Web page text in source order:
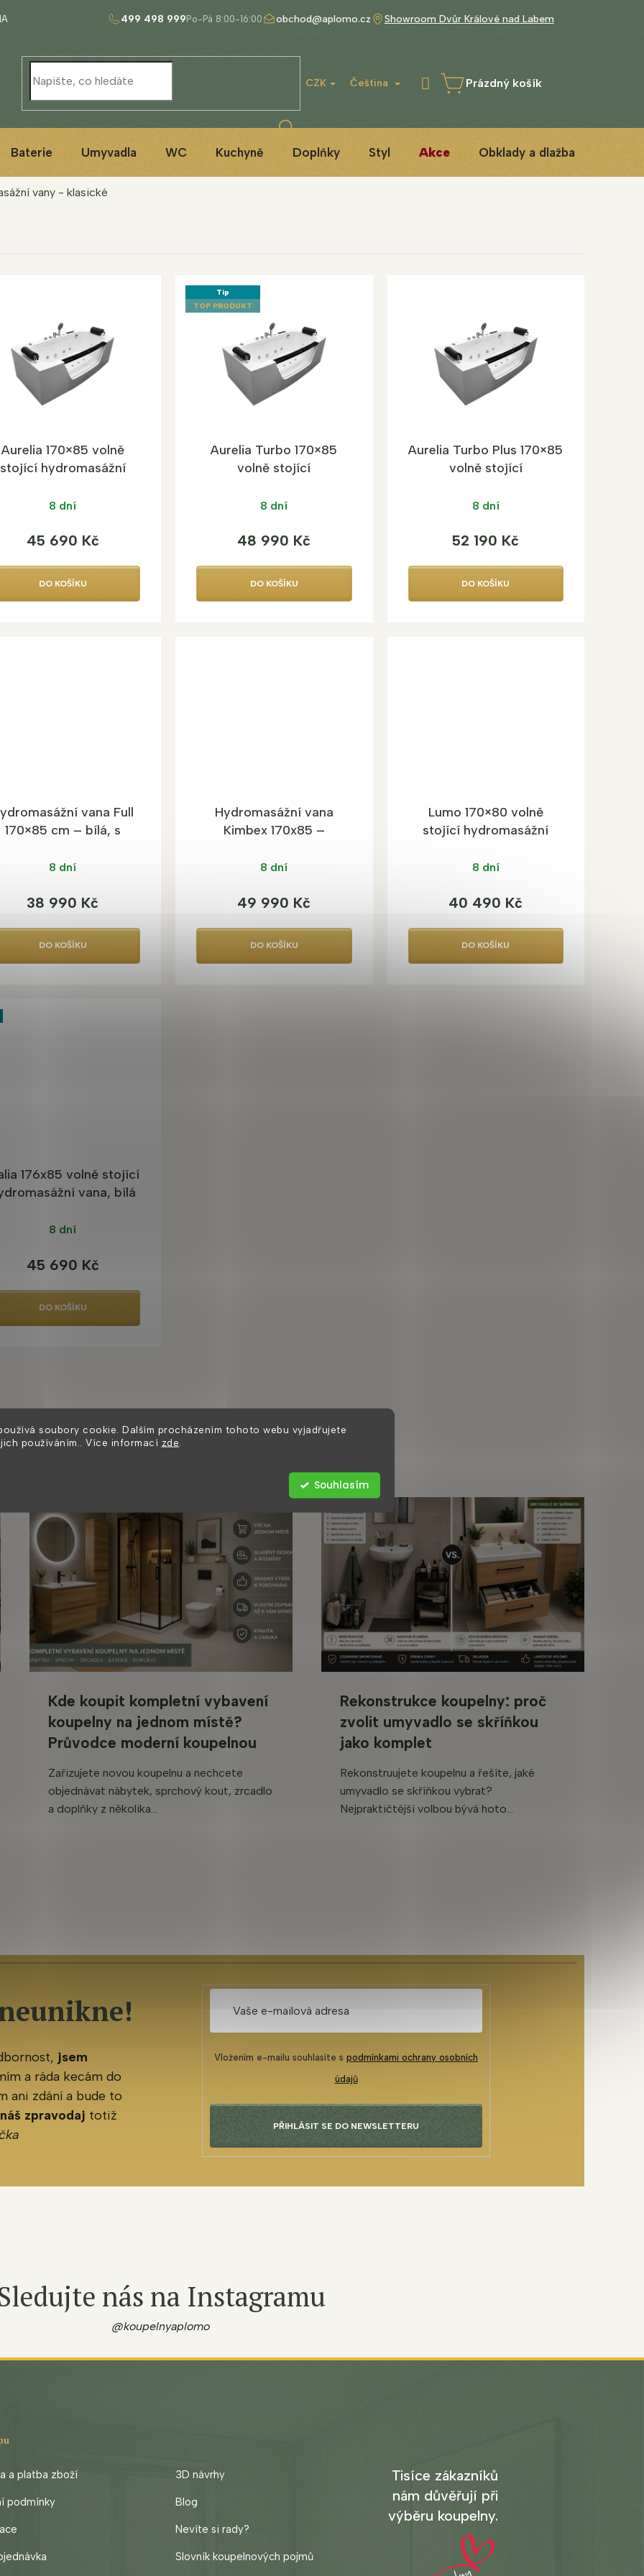
soubory cookie. Dalším procházením tohoto webu vyjadřujete
používáním.. Více informací zde
Souhlasím
499 498 999 obchod@aplomo.cz Showroom Dvůr Králové nad Labem
CZK Čeština
NÁKUPNÍ
Prázdný košík
Baterie Umyvadla WC Kuchyně Doplňky Styl Akce Obklady a dlažba
vany - klasické
Aurelia 170×85 volně
stojící hydromasážní
8 dní
45 690 Kč
DO KOŠÍKU
Tip
TOP PRODUKT
Aurelia Turbo 170×85
volně stojící
8 dní
48 990 Kč
DO KOŠÍKU
Aurelia Turbo Plus 170×85
volně stojící
8 dní
52 190 Kč
DO KOŠÍKU
vana Full
170×85 cm – bílá, s
proplachem
8 dní
38 990 Kč
DO KOŠÍKU
Hydromasážní vana
Kimbex 170x85 –
podsvícení
8 dní
49 990 Kč
DO KOŠÍKU
Lumo 170×80 volně
stojící hydromasážní
8 dní
40 490 Kč
DO KOŠÍKU
176x85 volně stojící
vana, bílá
8 dní
45 690 Kč
DO KOŠÍKU
á
d
y
v
ý
p
i
s
u
Užitečné články
Kde koupit kompletní vybavení
koupelny na jednom místě?
Průvodce moderní koupelnou
Zařizujete novou koupelnu a nechcete
objednávat nábytek, sprchový kout, zrcadlo
a doplňky z několika...
Rekonstrukce koupelny: proč
zvolit umyvadlo se skříňkou
jako komplet
Rekonstruujete koupelnu a řešíte, jaké
umyvadlo se skříňkou vybrat?
Nejpraktičtější volbou bývá hoto...
jsem
a ráda kecám do
ani zdání a bude to
zpravodaj totiž
Vložením e-mailu souhlasíte spodmínkami ochrany osobních
údajů
PŘIHLÁSIT SE DO NEWSLETTERU
nás na Instagramu
@koupelnyaplomo
a platba zboží
podmínky
3D návrhy
Blog
Nevíte si rady?
Slovník koupelnových pojmů
Tisíce zákazníků
nám důvěřují při
výběru koupelny.